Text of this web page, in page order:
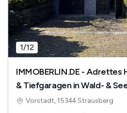
1/12
IMMOBERLIN.DE - Adrettes
& Tiefgaragen in Wald- &
Vorstadt, 15344 Strausberg